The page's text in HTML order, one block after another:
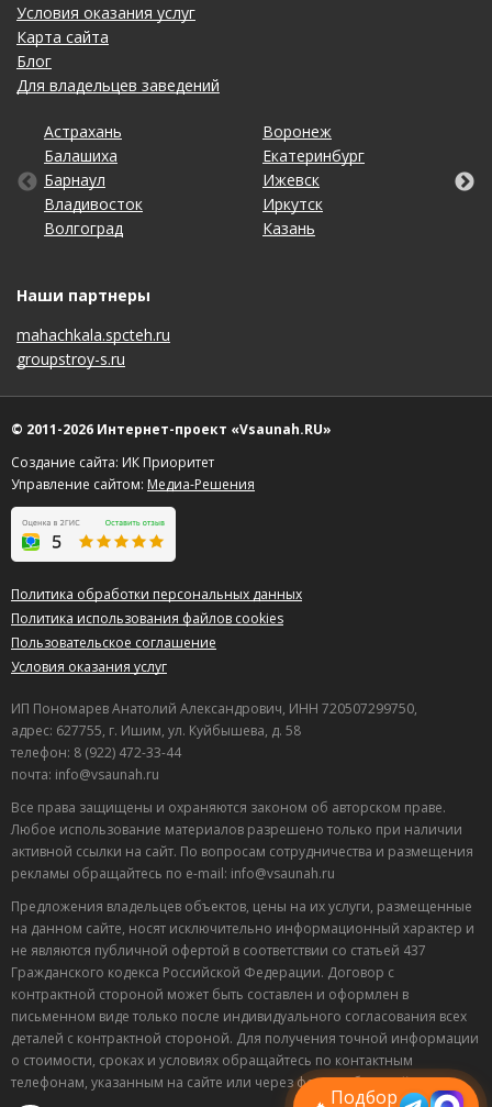
Условия оказания услуг
Карта сайта
Блог
Для владельцев заведений
Астрахань
Балашиха
Барнаул
Владивосток
Волгоград
Воронеж
Екатеринбург
Ижевск
Иркутск
Казань
Калининград
Кемерово
Киров
Краснодар
Красноярск
Липецк
Москва
Набережные Челны
Нижний Новгород
Новосибирск
Омск
Оренбург
Пенза
Пермь
Ростов-на-Дону
Рязань
Самара
Санкт-Петербург
Саратов
Ставрополь
Тольятти
Томск
Тула
Тюмень
Ульяновск
Уфа
Хабаровск
Чебоксары
Челябинск
Ярославль
Наши партнеры
mahachkala.spcteh.ru
groupstroy-s.ru
© 2011-2026 Интернет-проект «Vsaunah.RU»
Создание сайта: ИК Приоритет
Управление сайтом: Медиа-Решения
Политика обработки персональных данных
Политика использования файлов cookies
Пользовательское соглашение
Условия оказания услуг
ИП Пономарев Анатолий Александрович, ИНН 720507299750,
адрес: 627755, г. Ишим, ул. Куйбышева, д. 58
телефон: 8 (922) 472-33-44
почта: info@vsaunah.ru
Все права защищены и охраняются законом об авторском праве.
Любое использование материалов разрешено только при наличии
активной ссылки на сайт. По вопросам сотрудничества и размещения
рекламы обращайтесь по e-mail: info@vsaunah.ru
Предложения владельцев объектов, цены на их услуги, размещенные
на данном сайте, носят исключительно информационный характер и
не являются публичной офертой в соответствии со статьей 437
Гражданского кодекса Российской Федерации. Договор с
контрактной стороной может быть составлен и оформлен в
письменном виде только после индивидуального согласования всех
деталей с контрактной стороной. Для получения точной информации
о стоимости, сроках и условиях обращайтесь по контактным
телефонам, указанным на сайте или через форму обратной связи.
Подбор
Лучшие
спецпредложения
саун
Подписывайтесь в Telegram или MAX —
пришлём свежие скидки